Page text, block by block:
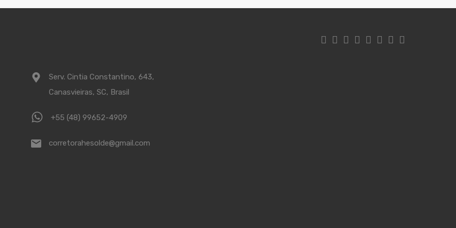
Serv. Cintia Constantino, 643,
Canasvieiras, SC, Brasil
+55 (48) 99652-4909
corretorahesolde@gmail.com